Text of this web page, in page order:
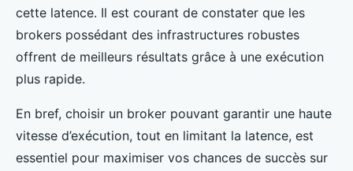
cette latence. Il est courant de constater que les
brokers possédant des infrastructures robustes
offrent de meilleurs résultats grâce à une exécution
plus rapide.
En bref, choisir un broker pouvant garantir une haute
vitesse d’exécution, tout en limitant la latence, est
essentiel pour maximiser vos chances de succès sur